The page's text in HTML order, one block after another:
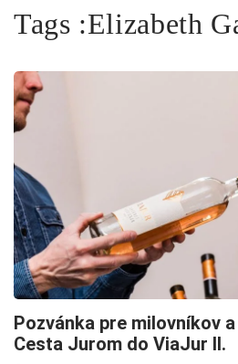
Tags :Elizabeth
Pozvánka pre milovníkov
Cesta Jurom do ViaJur II.